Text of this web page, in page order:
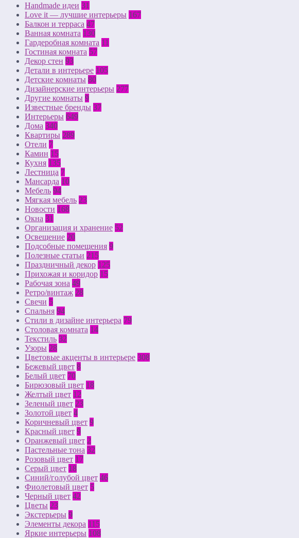
Handmade идеи 31
Love it — лучшие интерьеры 167
Балкон и терраса 47
Ванная комната 130
Гардеробная комната 11
Гостиная комната 57
Декор стен 93
Детали в интерьере 105
Детские комнаты 80
Дизайнерские интерьеры 277
Другие комнаты 9
Известные бренды 37
Интерьеры 649
Дома 340
Квартиры 289
Отели 7
Камин 15
Кухня 135
Лестница 7
Мансарда 10
Мебель 94
Мягкая мебель 23
Новости 168
Окна 31
Организация и хранение 52
Освещение 20
Подсобные помещения 9
Полезные статьи 215
Праздничный декор 125
Прихожая и коридор 15
Рабочая зона 49
Ретро/винтаж 28
Свечи 5
Спальня 94
Стили в дизайне интерьера 79
Столовая комната 14
Текстиль 32
Узоры 28
Цветовые акценты в интерьере 308
Бежевый цвет 8
Белый цвет 70
Бирюзовый цвет 18
Желтый цвет 12
Зеленый цвет 23
Золотой цвет 4
Коричневый цвет 9
Красный цвет 9
Оранжевый цвет 2
Пастельные тона 32
Розовый цвет 17
Серый цвет 18
Синий/голубой цвет 46
Фиолетовый цвет 5
Черный цвет 42
Цветы 23
Экстерьеры 9
Элементы декора 115
Яркие интерьеры 108